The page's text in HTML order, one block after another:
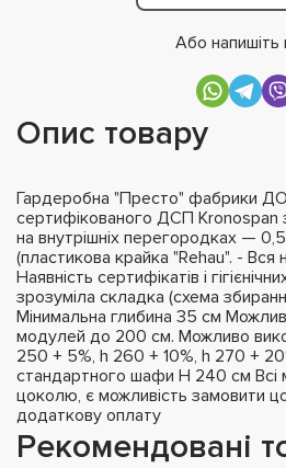
Або напишіть
Опис товару
Гардеробна "Престо" фабрики
сертифікованого ДСП Kronospan
на внутрішніх перегородках —
(пластикова крайка "Rehau". - Вся
Наявність сертифікатів і
зрозуміла складка (схема
Мінимальна глибина 35 см
модулей до 200 см. Можливо
250 + 5%, h 260 + 10%, h 270 +
стандартного шафи H 240 см Всі
цоколю, є можливість замовити
додаткову оплату
Рекомендовані